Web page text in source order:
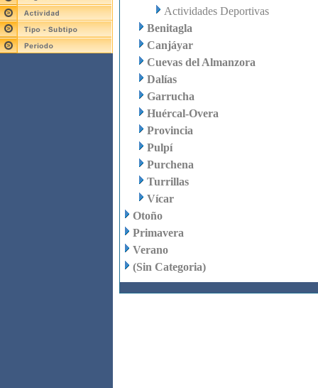
Actividades Deportivas
Benitagla
Canjáyar
Cuevas del Almanzora
Dalías
Garrucha
Huércal-Overa
Provincia
Pulpí
Purchena
Turrillas
Vícar
Otoño
Primavera
Verano
(Sin Categoria)